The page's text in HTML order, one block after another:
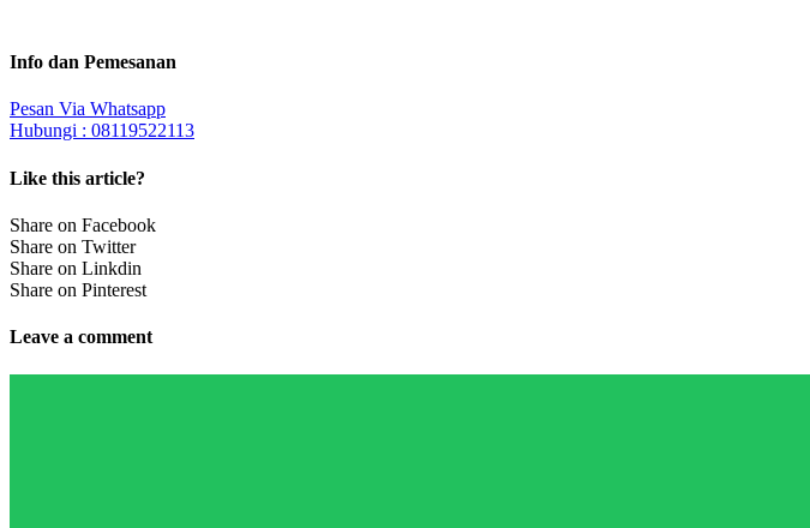
Info dan Pemesanan
Pesan Via Whatsapp
Hubungi : 08119522113
Like this article?
Share on Facebook
Share on Twitter
Share on Linkdin
Share on Pinterest
Leave a comment